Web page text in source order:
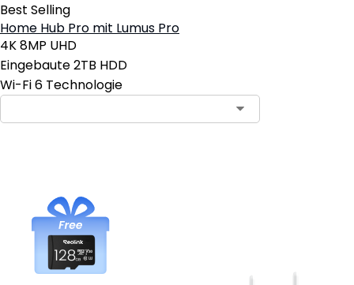
Best Selling
Home Hub Pro mit Lumus Pro
4K 8MP UHD
Eingebaute 2TB HDD
Wi-Fi 6 Technologie